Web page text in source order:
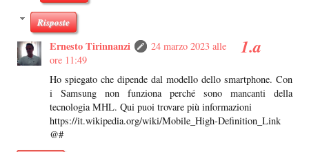
Risposte
Ernesto Tirinnanzi
24 marzo 2023 alle
ore 11:49
Ho spiegato che dipende dal modello dello smartphone. Con
i Samsung non funziona perché sono mancanti della
tecnologia MHL. Qui puoi trovare più informazioni
https://it.wikipedia.org/wiki/Mobile_High-Definition_Link
@#